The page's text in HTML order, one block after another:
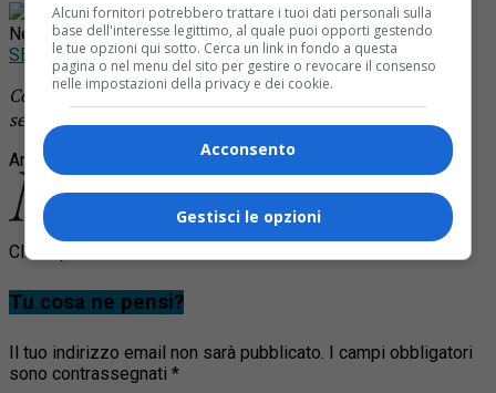
Rimani aggiornato seguendoci su Google
News!
SEGUICI
Continua a leggere le notizie di Notizia Oggi Borgosesia
segui la nostrapagina Facebook
Argomenti correlati: carabinieriminacce
Clicca per commentare
Tu cosa ne pensi?
Il tuo indirizzo email non sarà pubblicato. I campi obbligatori
sono contrassegnati *
Alcuni fornitori potrebbero trattare i tuoi dati personali sulla
base dell'interesse legittimo, al quale puoi opporti gestendo
le tue opzioni qui sotto. Cerca un link in fondo a questa
pagina o nel menu del sito per gestire o revocare il consenso
nelle impostazioni della privacy e dei cookie.
Acconsento
Gestisci le opzioni